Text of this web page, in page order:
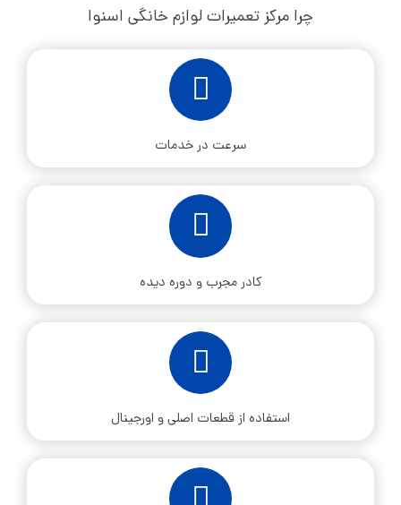
چرا مرکز تعمیرات لوازم خانگی اسنوا
سرعت در خدمات
کادر مجرب و دوره دیده
استفاده از قطعات اصلی و اورجینال